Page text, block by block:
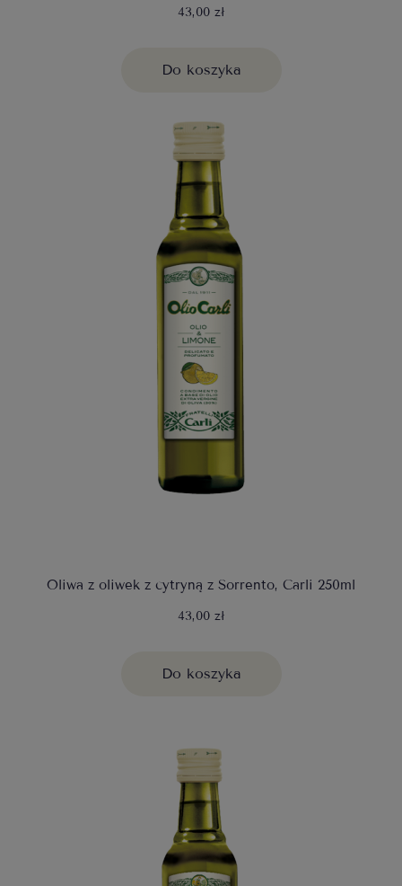
43,00 zł
Do koszyka
Oliwa z oliwek z cytryną z Sorrento, Carli 250ml
43,00 zł
Do koszyka